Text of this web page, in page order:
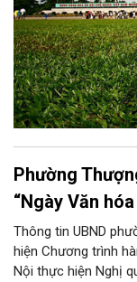
Phường
“Ngày Văn
Thông tin UBND
hiện Chương trình
Nội thực hiện Nghị